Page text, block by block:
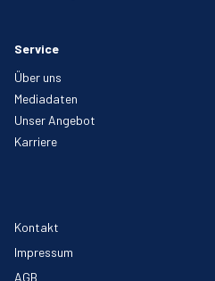
Service
Über uns
Mediadaten
Unser Angebot
Karriere
Kontakt
Impressum
AGB